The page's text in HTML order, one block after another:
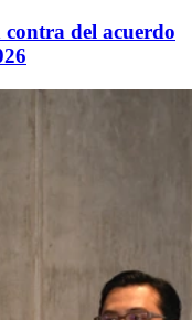
del acuerdo